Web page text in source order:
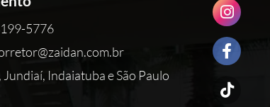
5776
Jundiaí, Indaiatuba e São Paulo